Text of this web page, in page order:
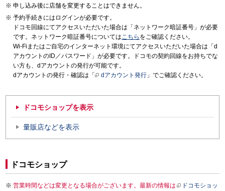
申し込み後に店舗を変更することはできません。
予約手続きにはログインが必要です。
ドコモ回線にてアクセスいただいた場合は「ネットワーク暗証番号」が必要
です。ネットワーク暗証番号についてはこちら をご確認ください。
Wi-Fiまたはご自宅のインターネット環境にてアクセスいただいた場合は「d
アカウントのID／パスワード」が必要です。ドコモの契約回線をお持ちでな
い方も、dアカウントの発行が可能です。
dアカウントの発行・確認は「
dアカウント発行 」でご確認ください。
ドコモショップを表示
量販店などを表示
ドコモショップ
営業時間などは変更となる場合がございます。最新の情報は
ドコモショッ